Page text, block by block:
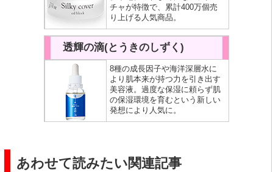
チャが特徴で、累計400万個売
り上げる人気商品。
透輝の滴(とうきのしずく)
8種の成長因子や海洋深層水に
より肌本来が持つ力を引き出す
美容液。過度な保湿に頼らず肌
の保湿環境を育むという新しい
発想により人気に。
あわせて読みたい関連記事